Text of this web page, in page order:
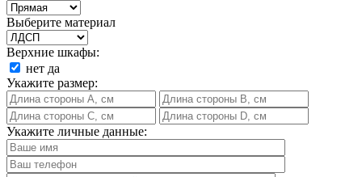
Выберите материал
Верхние шкафы:
нет да
Укажите размер:
Укажите личные данные: